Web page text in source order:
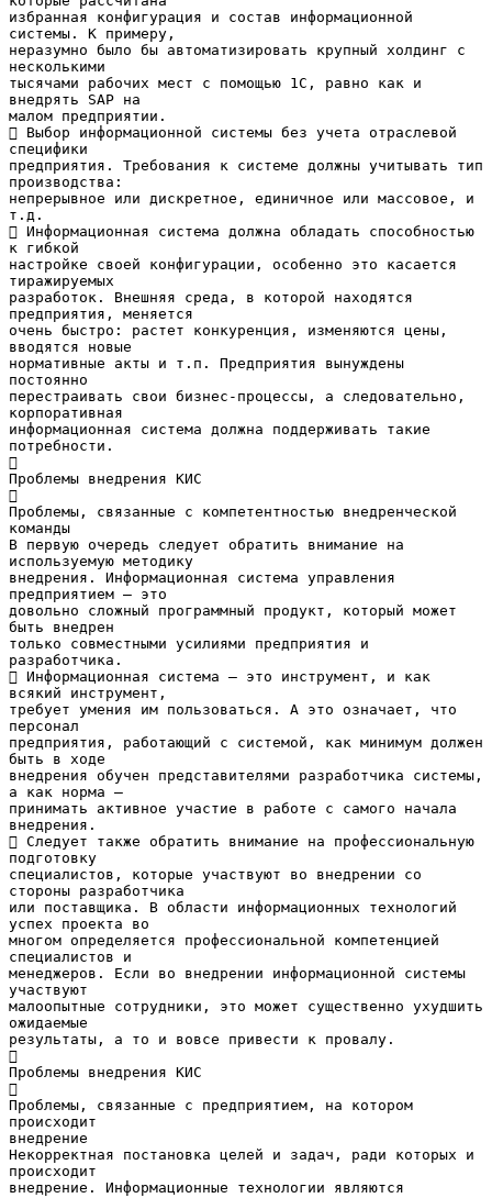
избранная конфигурация и состав информационной
системы. К примеру,
неразумно было бы автоматизировать крупный холдинг с
несколькими
тысячами рабочих мест с помощью 1С, равно как и
внедрять SAP на
малом предприятии.
 Выбор информационной системы без учета отраслевой
специфики
предприятия. Требования к системе должны учитывать тип
производства:
непрерывное или дискретное, единичное или массовое, и
т.д.
 Информационная система должна обладать способностью
к гибкой
настройке своей конфигурации, особенно это касается
тиражируемых
разработок. Внешняя среда, в которой находятся
предприятия, меняется
очень быстро: растет конкуренция, изменяются цены,
вводятся новые
нормативные акты и т.п. Предприятия вынуждены
постоянно
перестраивать свои бизнес-процессы, а следовательно,
корпоративная
информационная система должна поддерживать такие
потребности.

Проблемы внедрения КИС

Проблемы, связанные с компетентностью внедренческой
команды
В первую очередь следует обратить внимание на
используемую методику
внедрения. Информационная система управления
предприятием – это
довольно сложный программный продукт, который может
быть внедрен
только совместными усилиями предприятия и
разработчика.
 Информационная система – это инструмент, и как
всякий инструмент,
требует умения им пользоваться. А это означает, что
персонал
предприятия, работающий с системой, как минимум должен
быть в ходе
внедрения обучен представителями разработчика системы,
а как норма –
принимать активное участие в работе с самого начала
внедрения.
 Следует также обратить внимание на профессиональную
подготовку
специалистов, которые участвуют во внедрении со
стороны разработчика
или поставщика. В области информационных технологий
успех проекта во
многом определяется профессиональной компетенцией
специалистов и
менеджеров. Если во внедрении информационной системы
участвуют
малоопытные сотрудники, это может существенно ухудшить
ожидаемые
результаты, а то и вовсе привести к провалу.

Проблемы внедрения КИС

Проблемы, связанные с предприятием, на котором
происходит
внедрение
Некорректная постановка целей и задач, ради которых и
происходит
внедрение. Информационные технологии являются